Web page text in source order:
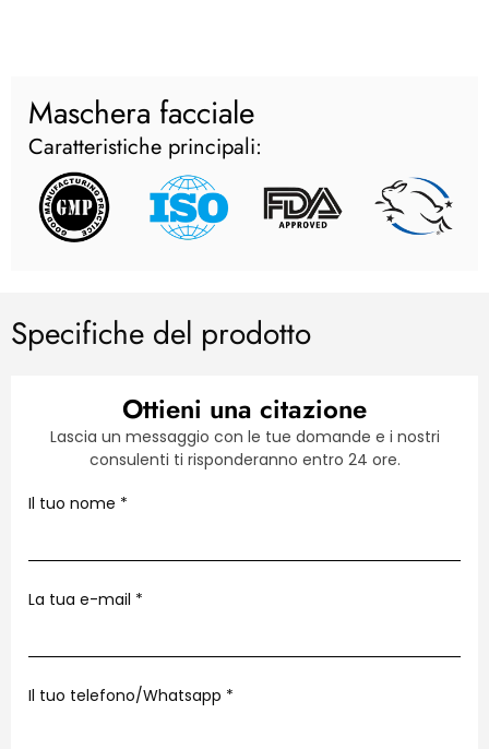
Maschera facciale
Caratteristiche principali:
Specifiche del prodotto
Ottieni una citazione
Lascia un messaggio con le tue domande e i nostri
consulenti ti risponderanno entro 24 ore.
Il tuo nome *
La tua e-mail *
Il tuo telefono/Whatsapp *